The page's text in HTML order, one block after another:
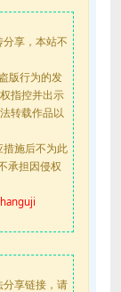
分享，本站不
版行为的发
指控并出示
转载作品以
措施后不为此
承担因侵权
分享链接，请